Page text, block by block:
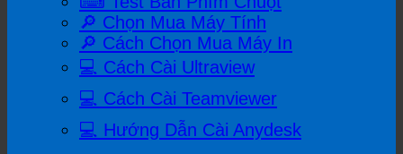
🔎 Chọn Mua Máy Tính
🔎 Cách Chọn Mua Máy In
💻 Cách Cài Ultraview
💻 Cách Cài Teamviewer
💻 Hướng Dẫn Cài Anydesk